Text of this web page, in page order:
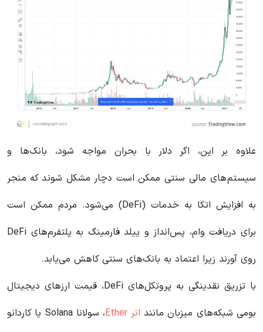
علاوه بر این، اگر دلار با بحران مواجه شود، بانک‌ها و
سیستم‌های مالی سنتی ممکن است دچار مشکل شوند که منجر
به افزایش اتکا به خدمات (DeFi) می‌شود. مردم ممکن است
برای دریافت وام، پس‌انداز و ییلد فارمینگ به پلتفرم‌های DeFi
روی آورند زیرا اعتماد به بانک‌های سنتی کاهش می‌یابد.
با تزریق نقدینگی به پروتکل‌های DeFi، قیمت ارزهای دیجیتال
بومی شبکه‌های میزبان ماننداتر Ether
، سولانا Solana یا کاردانو